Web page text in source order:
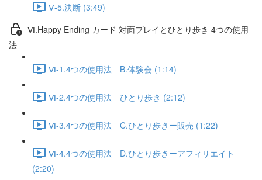
Ⅴ-5.決断 (3:49)
Ⅵ.Happy Ending カード 対面プレイとひとり歩き 4つの使用
法
Ⅵ-1.4つの使用法 B.体験会 (1:14)
Ⅵ-2.4つの使用法 ひとり歩き (2:12)
Ⅵ-3.4つの使用法 C.ひとり歩きー販売 (1:22)
Ⅵ-4.4つの使用法 D.ひとり歩きーアフィリエイト
(2:20)